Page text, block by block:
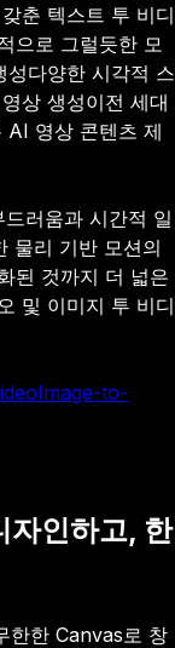
춘 텍스트 투 비디
으로 그럴듯한 모
성다양한 시각적 스
상 생성이전 세대
AI 영상 콘텐츠 제
러움과 시간적 일
물리 기반 모션의
된 것까지 더 넓은
및 이미지 투 비디
Image-to-
자인하고, 한
한한 Canvas로 창